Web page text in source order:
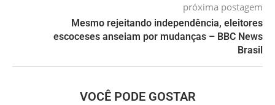
próxima postagem
Mesmo rejeitando independência, eleitores
escoceses anseiam por mudanças – BBC News
Brasil
VOCÊ PODE GOSTAR